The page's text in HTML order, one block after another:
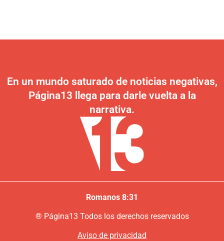
En un mundo saturado de noticias negativas,
Página13 llega para darle vuelta a la
narrativa.
Romanos 8:31
® Página13 Todos los derechos reservados
Aviso de privacidad